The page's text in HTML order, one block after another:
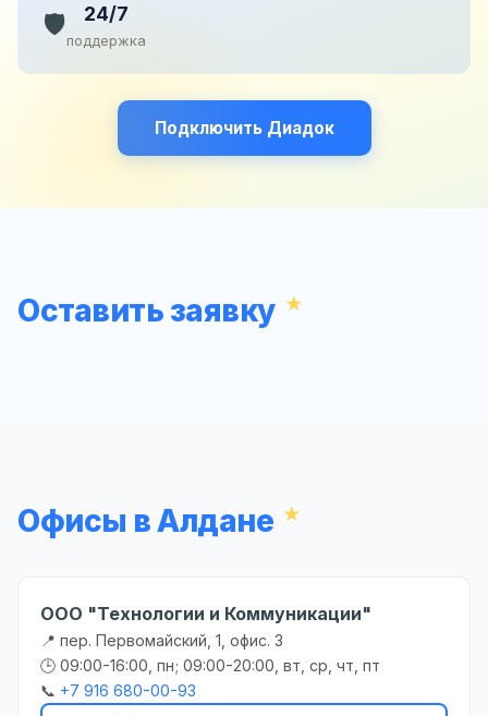
🛡️ 24/7
поддержка
Подключить Диадок
Оставить заявку
Офисы в Алдане
ООО "Технологии и Коммуникации"
📍 пер. Первомайский, 1, офис. 3
🕒 09:00-16:00, пн; 09:00-20:00, вт, ср, чт, пт
📞 +7 916 680-00-93